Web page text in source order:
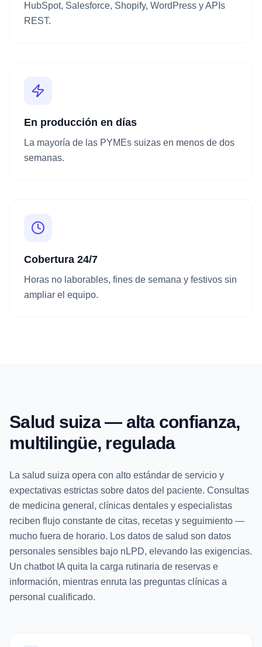
HubSpot, Salesforce, Shopify, WordPress y APIs
REST.
En producción en días
La mayoría de las PYMEs suizas en menos de dos
semanas.
Cobertura 24/7
Horas no laborables, fines de semana y festivos sin
ampliar el equipo.
Salud suiza — alta confianza,
multilingüe, regulada
La salud suiza opera con alto estándar de servicio y
expectativas estrictas sobre datos del paciente. Consultas
de medicina general, clínicas dentales y especialistas
reciben flujo constante de citas, recetas y seguimiento —
mucho fuera de horario. Los datos de salud son datos
personales sensibles bajo nLPD, elevando las exigencias.
Un chatbot IA quita la carga rutinaria de reservas e
información, mientras enruta las preguntas clínicas a
personal cualificado.